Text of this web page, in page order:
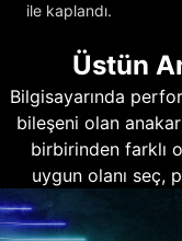
ile kaplandı.
Üstün
Bilgisayarında
bileşeni olan
birbirinden farklı
uygun olanı seç,